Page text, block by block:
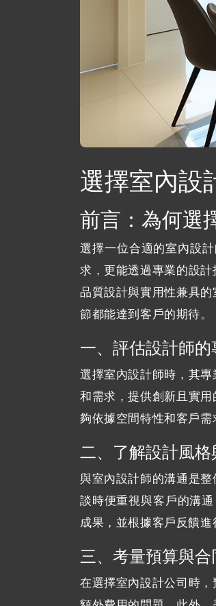
選擇室內設
前言：為何選
選擇一位合適的室內設
求，更能透過專業的設
品質設計與實用性兼具
節都能達到客戶的期待。
一、評估設計師
選擇室內設計師時，其
和需求，提供創新且實
夠依據空間特性和客戶
二、了解設計風格
與室內設計師的溝通是
談時便重視與客戶的溝
成果，並根據客戶反饋進
三、考量預算與合
在選擇室內設計公司時